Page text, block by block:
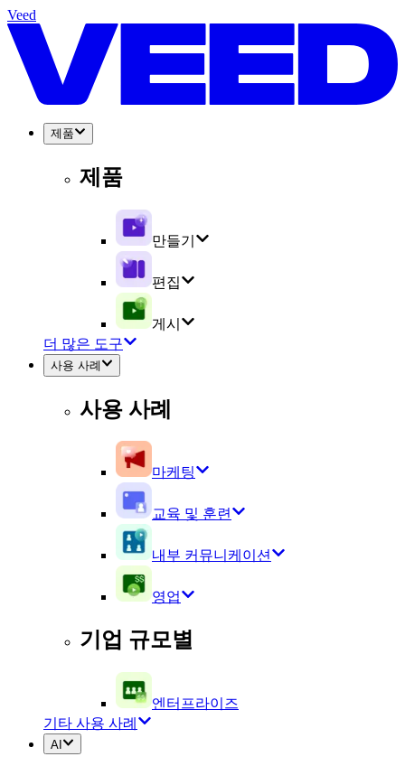
Veed
제품
제품
만들기
편집
게시
더 많은 도구
사용 사례
사용 사례
마케팅
교육 및 훈련
내부 커뮤니케이션
영업
기업 규모별
엔터프라이즈
기타 사용 사례
AI